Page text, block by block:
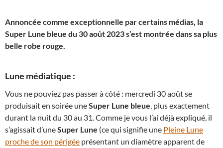
Annoncée comme exceptionnelle par certains médias, la
Super Lune bleue du 30 août 2023 s’est montrée dans sa plus
belle robe rouge.
Lune médiatique :
Vous ne pouviez pas passer à côté : mercredi 30 août se
produisait en soirée uneSuper Lune bleue, plus exactement
durant la nuit du 30 au 31. Comme je vous l’ai déjà expliqué, il
s’agissait d’uneSuper Lune (ce qui signifie une Pleine Lune
proche de son périgée présentant un diamètre apparent de